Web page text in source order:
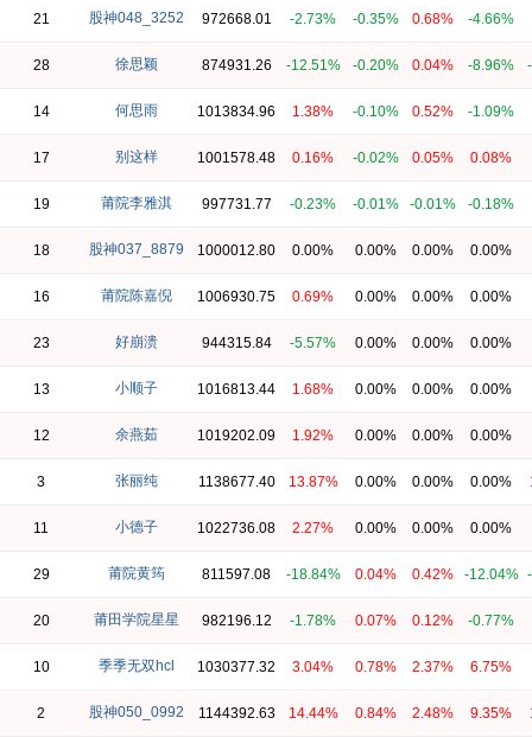
21 股神048_3252 972668.01 -2.73% -0.35% 0.68% -4.66%
28 徐思颖 874931.26 -12.51% -0.20% 0.04% -8.96%
14 何思雨 1013834.96 1.38% -0.10% 0.52% -1.09%
17 别这样 1001578.48 0.16% -0.02% 0.05% 0.08%
19 莆院李雅淇 997731.77 -0.23% -0.01% -0.01% -0.18%
18 股神037_8879 1000012.80 0.00% 0.00% 0.00% 0.00%
16 莆院陈嘉倪 1006930.75 0.69% 0.00% 0.00% 0.00%
23 好崩溃 944315.84 -5.57% 0.00% 0.00% 0.00%
13 小顺子 1016813.44 1.68% 0.00% 0.00% 0.00%
12 余燕茹 1019202.09 1.92% 0.00% 0.00% 0.00%
3 张丽纯 1138677.40 13.87% 0.00% 0.00% 0.00%
11 小德子 1022736.08 2.27% 0.00% 0.00% 0.00%
29 莆院黄筠 811597.08 -18.84% 0.04% 0.42% -12.04%
20 莆田学院星星 982196.12 -1.78% 0.07% 0.12% -0.77%
10 季季无双hcl 1030377.32 3.04% 0.78% 2.37% 6.75%
2 股神050_0992 1144392.63 14.44% 0.84% 2.48% 9.35%